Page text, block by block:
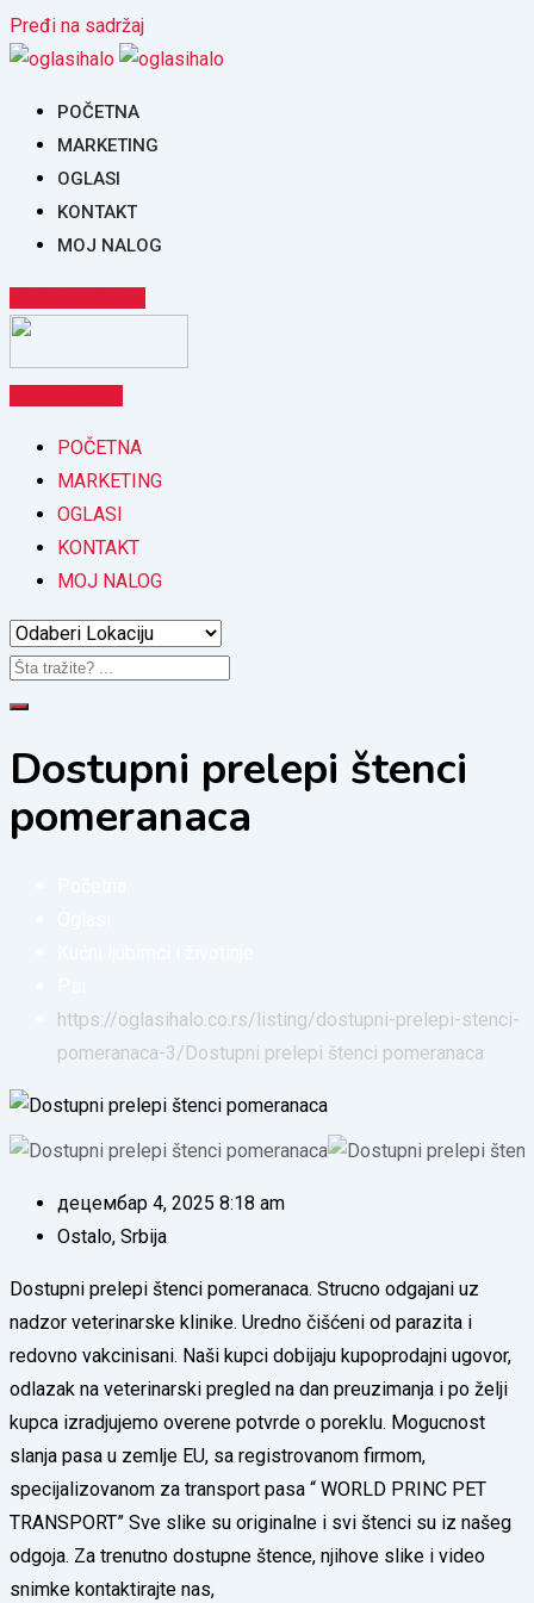
Pređi na sadržaj
POČETNA
MARKETING
OGLASI
KONTAKT
MOJ NALOG
POČETNA
MARKETING
OGLASI
KONTAKT
MOJ NALOG
Dostupni prelepi štenci
pomeranaca
https://oglasihalo.co.rs/listing/dostupni-prelepi-stenci-
pomeranaca-3/ Dostupni prelepi štenci pomeranaca
децембар 4, 2025 8:18 am
Ostalo, Srbija
Dostupni prelepi štenci pomeranaca. Strucno odgajani uz
nadzor veterinarske klinike. Uredno čišćeni od parazita i
redovno vakcinisani. Naši kupci dobijaju kupoprodajni ugovor,
odlazak na veterinarski pregled na dan preuzimanja i po želji
kupca izradjujemo overene potvrde o poreklu. Mogucnost
slanja pasa u zemlje EU, sa registrovanom firmom,
specijalizovanom za transport pasa “ WORLD PRINC PET
TRANSPORT” Sve slike su originalne i svi štenci su iz našeg
odgoja. Za trenutno dostupne štence, njihove slike i video
snimke kontaktirajte nas,